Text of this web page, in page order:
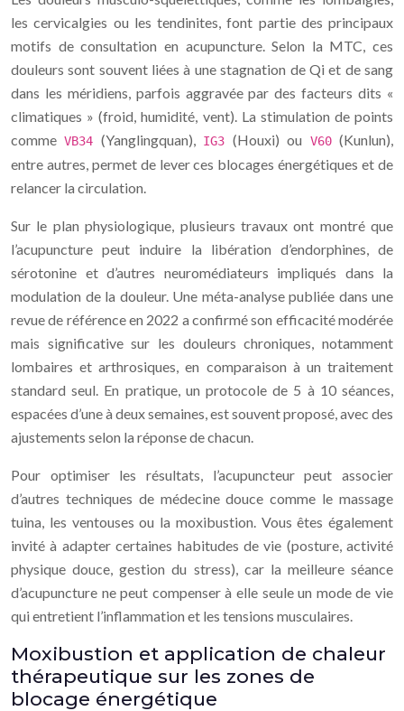
les cervicalgies ou les tendinites, font partie des principaux
motifs de consultation en acupuncture. Selon la MTC, ces
douleurs sont souvent liées à une stagnation de Qi et de sang
dans les méridiens, parfois aggravée par des facteurs dits «
climatiques » (froid, humidité, vent). La stimulation de points
commeVB34 (Yanglingquan), IG3 (Houxi) ou V60(Kunlun),
entre autres, permet de lever ces blocages énergétiques et de
relancer la circulation.
Sur le plan physiologique, plusieurs travaux ont montré que
l’acupuncture peut induire la libération d’endorphines, de
sérotonine et d’autres neuromédiateurs impliqués dans la
modulation de la douleur. Une méta-analyse publiée dans une
revue de référence en 2022 a confirmé son efficacité modérée
mais significative sur les douleurs chroniques, notamment
lombaires et arthrosiques, en comparaison à un traitement
standard seul. En pratique, un protocole de 5 à 10 séances,
espacées d’une à deux semaines, est souvent proposé, avec des
ajustements selon la réponse de chacun.
Pour optimiser les résultats, l’acupuncteur peut associer
d’autres techniques de médecine douce comme le massage
tuina, les ventouses ou la moxibustion. Vous êtes également
invité à adapter certaines habitudes de vie (posture, activité
physique douce, gestion du stress), car la meilleure séance
d’acupuncture ne peut compenser à elle seule un mode de vie
qui entretient l’inflammation et les tensions musculaires.
Moxibustion et application de chaleur
thérapeutique sur les zones de
blocage énergétique